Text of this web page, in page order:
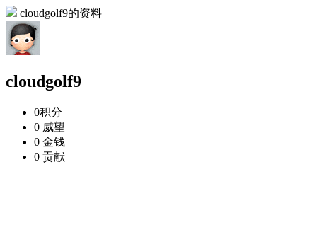
cloudgolf9的资料
cloudgolf9
0积分
0 威望
0 金钱
0 贡献